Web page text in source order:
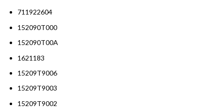
711922604
152090T000
152090T00A
1621183
15209T9006
15209T9003
15209T9002